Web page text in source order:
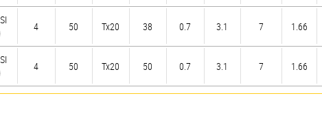
4 50 Tx20 38 0.7 3.1 7 1.66
4 50 Tx20 50 0.7 3.1 7 1.66